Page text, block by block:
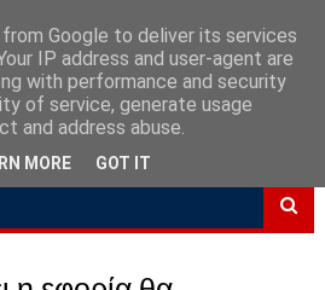
την Ελλάδα και τον κόσμο
Google to deliver its services
IP address and user-agent are
with performance and security
of service, generate usage
and address abuse.
MORE GOT IT